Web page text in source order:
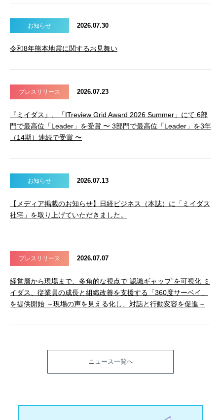
お知らせ 2026.07.30
令和8年熊本地震に関するお見舞い
プレスリリース 2026.07.23
『ミイダス』、「ITreview Grid Award 2026 Summer」にて 6部
門で最高位「Leader」を受賞 〜 3部門で最高位「Leader」を3年
（14期）連続で受賞 〜
お知らせ 2026.07.13
【メディア掲載のお知らせ】日経ビジネス（本誌）に「ミイダス
社宅」を取り上げていただきました。
プレスリリース 2026.07.07
経営層から現場まで、多角的な視点で”認識ギャップ”を可視化 ミ
イダス、従業員の成長と組織改善を支援する「360度サーベイ」
を提供開始 ～現場の声を見える化し、対話と行動変容を促進～
ニュース一覧へ